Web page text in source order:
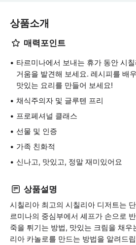
상품소개
매력포인트
타르미나에서 보내는 휴가 동안 시
거움을 발견해 보세요. 레시피를 배
맛있는 요리를 만들어 보세요!
채식주의자 및 글루텐 프리
프로페셔널 클래스
선물 및 인증
가족 친화적
신나고, 맛있고, 정말 재미있어요
상품설명
시칠리아 최고의 시칠리아 디저트는
르미나의 중심부에서 셰프가 손으로
죽을 튀기는 방법, 맛있는 크림을 채우
리아 카놀로를 만드는 방법을 알려드